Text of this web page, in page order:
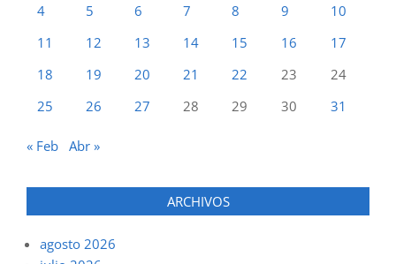
4
5 6 7 8 9
10
11
12 13 14 15 16
17
18
19 20 21 22 23
24
25
26 27 28 29 30 31
« Feb Abr »
ARCHIVOS
agosto 2026